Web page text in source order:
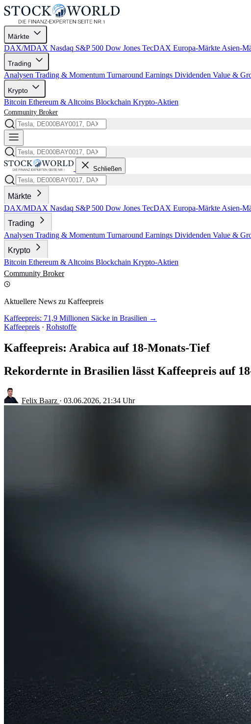
Märkte
DAX/MDAX Nasdaq S&P 500 Dow Jones TecDAX Europa-Märkte Asien-
Trading
Analysen Trading & Momentum Turnaround Earnings Dividenden Value &
Krypto
Bitcoin Ethereum & Altcoins Blockchain Krypto-Aktien
Community Broker
Schließen
Märkte
DAX/MDAX Nasdaq S&P 500 Dow Jones TecDAX Europa-Märkte Asien-
Trading
Analysen Trading & Momentum Turnaround Earnings Dividenden Value &
Krypto
Bitcoin Ethereum & Altcoins Blockchain Krypto-Aktien
Community Broker
Aktuellere News zu Kaffeepreis
Kaffeepreis: 71,9 Millionen Säcke in Brasilien →
Kaffeepreis · Rohstoffe
Kaffeepreis: Arabica auf 18-Monats-Tief
Rekordernte in Brasilien lässt Kaffeepreis auf
Felix Baarz · 03.06.2026, 21:34 Uhr